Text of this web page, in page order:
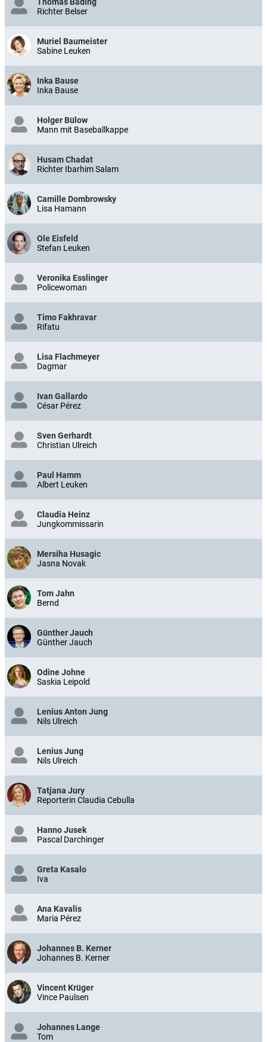
Richter Belser
Muriel Baumeister
Sabine Leuken
Inka Bause
Inka Bause
Holger Bülow
Mann mit Baseballkappe
Husam Chadat
Richter Ibarhim Salam
Camille Dombrowsky
Lisa Hamann
Ole Eisfeld
Stefan Leuken
Veronika Esslinger
Policewoman
Timo Fakhravar
Rifatu
Lisa Flachmeyer
Dagmar
Ivan Gallardo
César Pérez
Sven Gerhardt
Christian Ulreich
Paul Hamm
Albert Leuken
Claudia Heinz
Jungkommissarin
Mersiha Husagic
Jasna Novak
Tom Jahn
Bernd
Günther Jauch
Günther Jauch
Odine Johne
Saskia Leipold
Lenius Anton Jung
Nils Ulreich
Lenius Jung
Nils Ulreich
Tatjana Jury
Reporterin Claudia Cebulla
Hanno Jusek
Pascal Darchinger
Greta Kasalo
Iva
Ana Kavalis
Maria Pérez
Johannes B. Kerner
Johannes B. Kerner
Vincent Krüger
Vince Paulsen
Johannes Lange
Tom